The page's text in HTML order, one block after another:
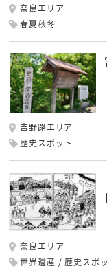
奈良エリア
春夏秋冬
吉野路エリア
歴史スポット
奈良エリア
世界遺産
歴史スポ